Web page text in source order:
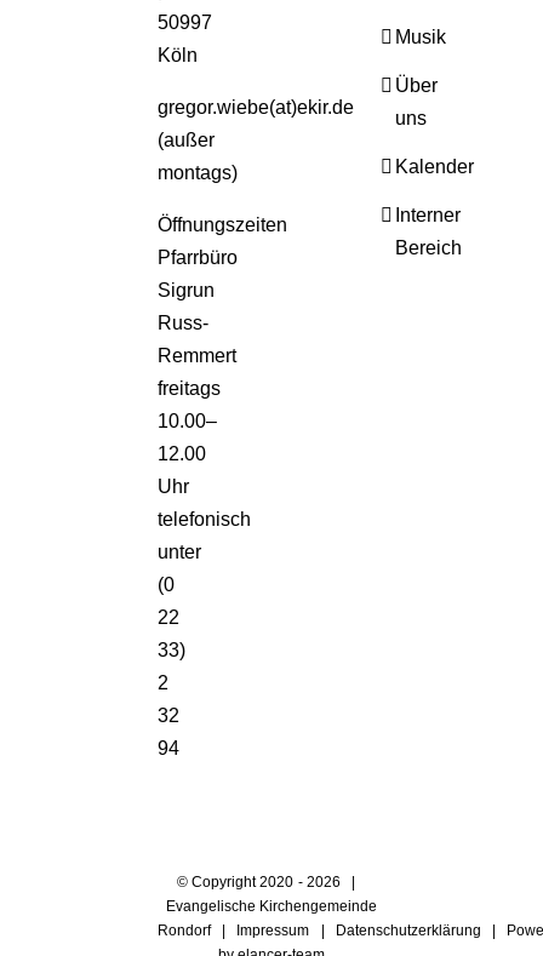
50997
Köln
gregor.wiebe(at)ekir.de
(außer
montags)
Öffnungszeiten
Pfarrbüro
Sigrun
Russ-
Remmert
freitags
10.00–
12.00
Uhr
telefonisch
unter
(0
22
33)
2
32
94
Musik
Über
uns
Kalender
Interner
Bereich
© Copyright 2020 - 2026 |
Evangelische Kirchengemeinde
Rondorf |
Impressum Datenschutzerklärung |